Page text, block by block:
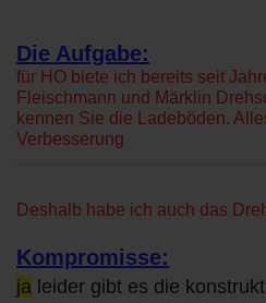
Die Aufgabe:
für HO biete ich bereits seit
Fleischmann und Märklin
kennen Sie die Ladeböden.
Verbesserung
Deshalb habe ich auch das
Kompromisse:
ja leider gibt es die